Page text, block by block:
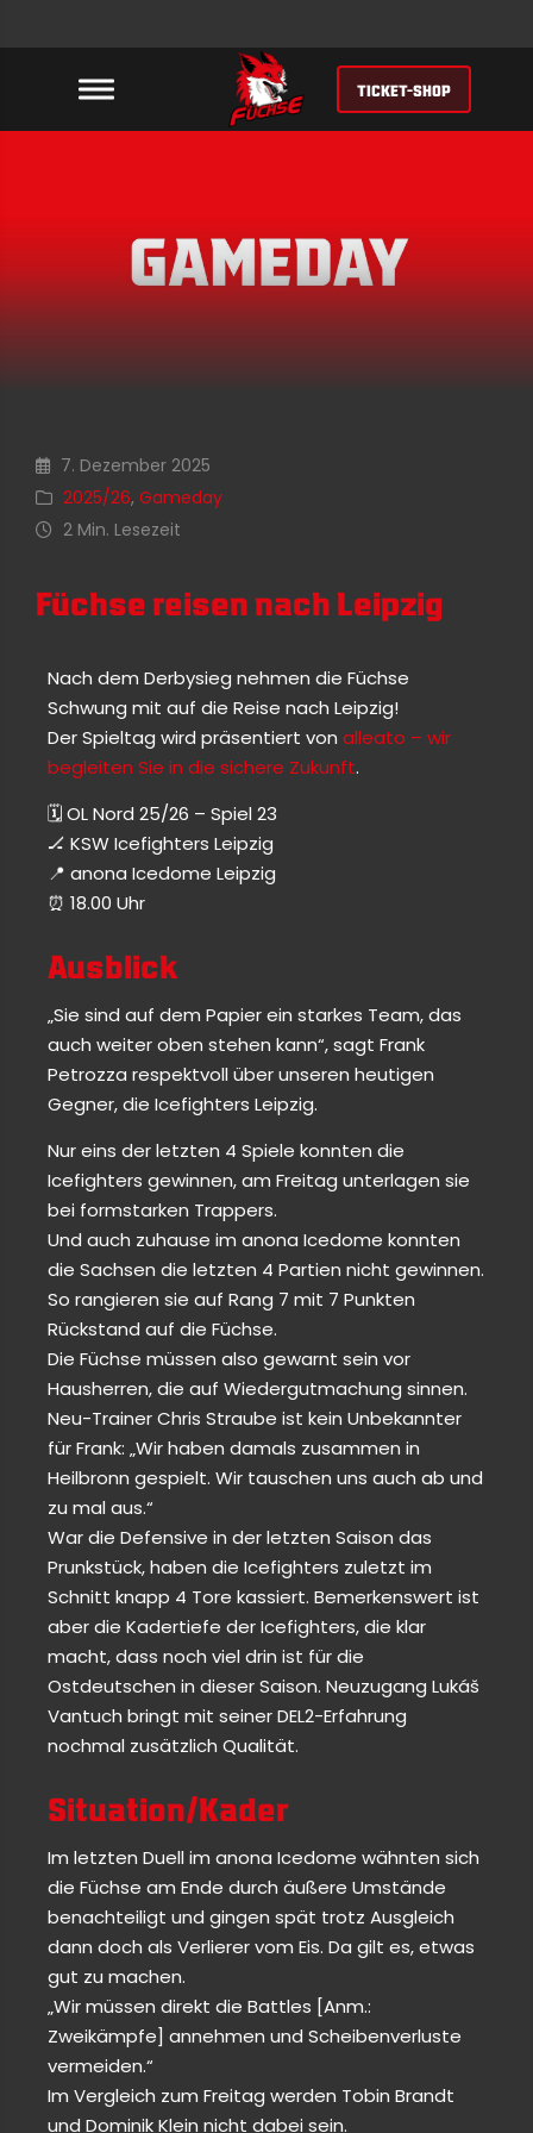
TICKET-SHOP
7. Dezember 2025
2025/26, Gameday
2 Min. Lesezeit
Füchse reisen nach Leipzig
Nach dem Derbysieg nehmen die Füchse
Schwung mit auf die Reise nach Leipzig!
Der Spieltag wird präsentiert von alleato – wir
begleiten Sie in die sichere Zukunft.
🗓 OL Nord 25/26 – Spiel 23
🏒 KSW Icefighters Leipzig
📍 anona Icedome Leipzig
⏰️ 18.00 Uhr
Ausblick
„Sie sind auf dem Papier ein starkes Team, das
auch weiter oben stehen kann“, sagt Frank
Petrozza respektvoll über unseren heutigen
Gegner, die Icefighters Leipzig.
Nur eins der letzten 4 Spiele konnten die
Icefighters gewinnen, am Freitag unterlagen sie
bei formstarken Trappers.
Und auch zuhause im anona Icedome konnten
die Sachsen die letzten 4 Partien nicht gewinnen.
So rangieren sie auf Rang 7 mit 7 Punkten
Rückstand auf die Füchse.
Die Füchse müssen also gewarnt sein vor
Hausherren, die auf Wiedergutmachung sinnen.
Neu-Trainer Chris Straube ist kein Unbekannter
für Frank: „Wir haben damals zusammen in
Heilbronn gespielt. Wir tauschen uns auch ab und
zu mal aus.“
War die Defensive in der letzten Saison das
Prunkstück, haben die Icefighters zuletzt im
Schnitt knapp 4 Tore kassiert. Bemerkenswert ist
aber die Kadertiefe der Icefighters, die klar
macht, dass noch viel drin ist für die
Ostdeutschen in dieser Saison. Neuzugang Lukáš
Vantuch bringt mit seiner DEL2-Erfahrung
nochmal zusätzlich Qualität.
Situation/Kader
Im letzten Duell im anona Icedome wähnten sich
die Füchse am Ende durch äußere Umstände
benachteiligt und gingen spät trotz Ausgleich
dann doch als Verlierer vom Eis. Da gilt es, etwas
gut zu machen.
„Wir müssen direkt die Battles [Anm.:
Zweikämpfe] annehmen und Scheibenverluste
vermeiden.“
Im Vergleich zum Freitag werden Tobin Brandt
und Dominik Klein nicht dabei sein.